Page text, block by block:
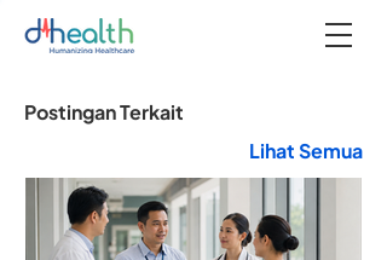
Postingan Terkait
Lihat Semua